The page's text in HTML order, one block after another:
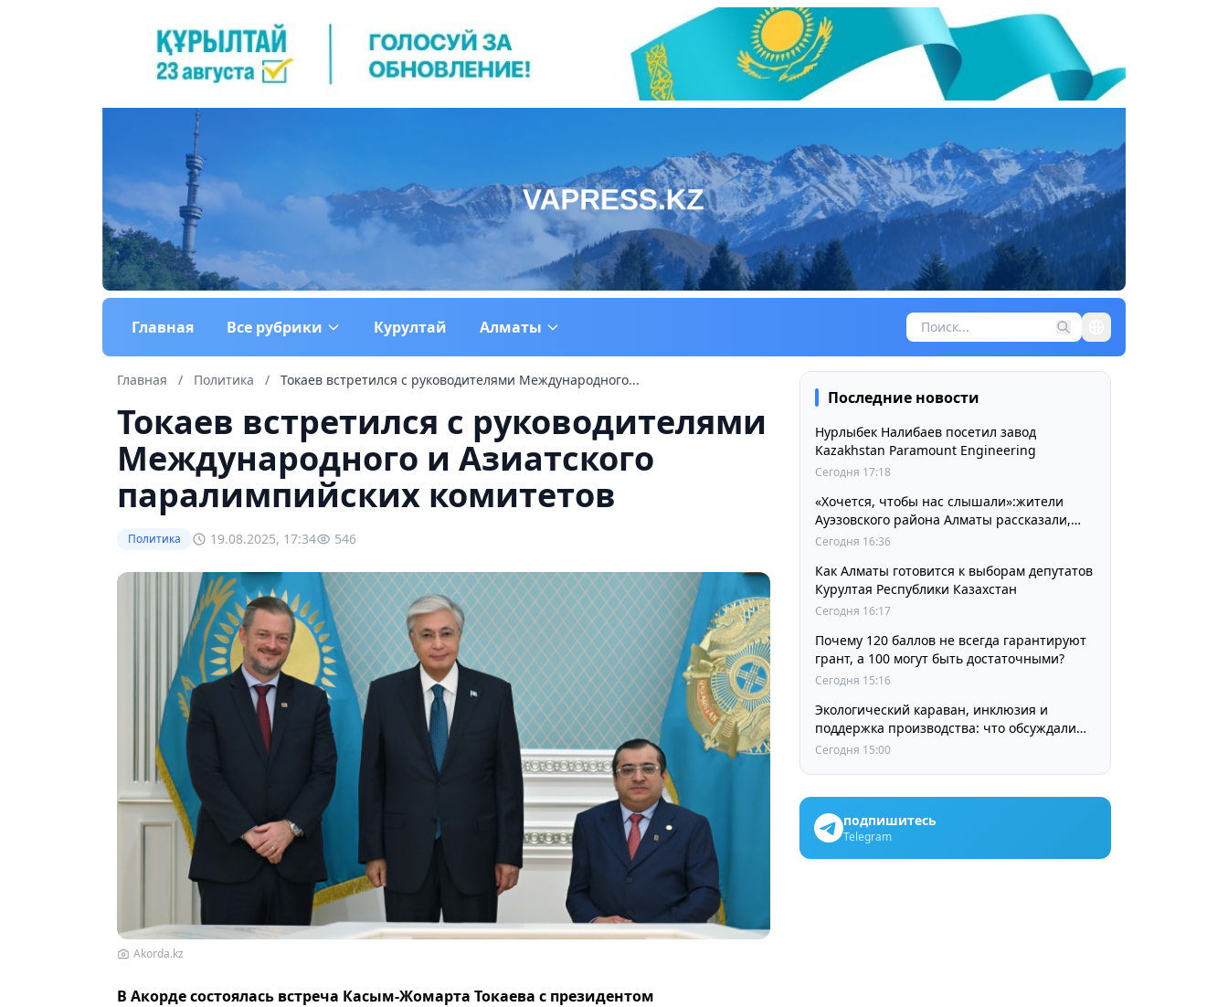
Главная Все рубрики Курултай Алматы
Главная / Политика / Токаев встретился с руководителями Международного...
Токаев встретился с руководителями
Международного и Азиатского
паралимпийских комитетов
Политика 19.08.2025, 17:34 546
Akorda.kz
В Акорде состоялась встреча Касым-Жомарта Токаева с президентом
Последние новости
Нурлыбек Налибаев посетил завод
Kazakhstan Paramount Engineering
Сегодня 17:18
«Хочется, чтобы нас слышали»:жители
Ауэзовского района Алматы рассказали,
чего ждут от выборов депутатов Курултая
Сегодня 16:36
Как Алматы готовится к выборам депутатов
Курултая Республики Казахстан
Сегодня 16:17
Почему 120 баллов не всегда гарантируют
грант, а 100 могут быть достаточными?
Сегодня 15:16
Экологический караван, инклюзия и
поддержка производства: что обсуждали
партии в регионах
Сегодня 15:00
подпишитесь
Telegram